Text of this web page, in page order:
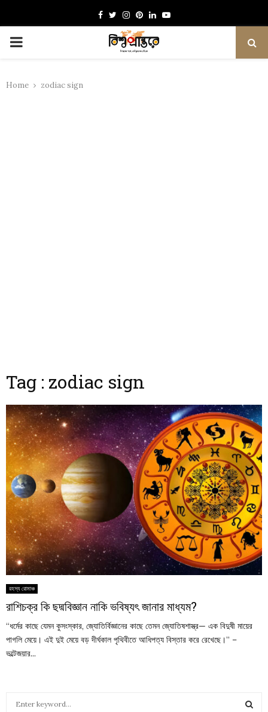
Facebook
TwitterInstagram
Pinterest
LinkedinYoutube
PRIMARY
Home zodiac sign
Tag : zodiac sign
রহস্য রোমাঞ্চ
রাশিচক্র কি ছদ্মবিজ্ঞান নাকি ভবিষ্যৎ জানার মাধ্যম?
“ধর্মের কাছে যেমন কুসংস্কার, জ্যোতির্বিজ্ঞানের কাছে তেমন জ্যোতিষশাস্ত্র— এক বিদুষী মায়ের
পাগলি মেয়ে। এই দুই মেয়ে বড় দীর্ঘকাল পৃথিবীতে আধিপত্য বিস্তার করে রেখেছে।” –
ভল্টেজয়ার...